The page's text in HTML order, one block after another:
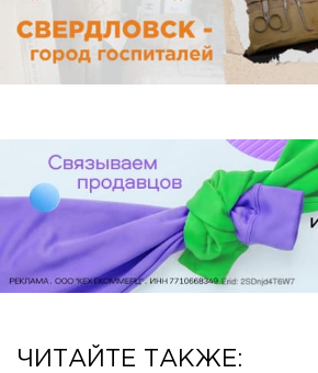
ЧИТАЙТЕ ТАКЖЕ: